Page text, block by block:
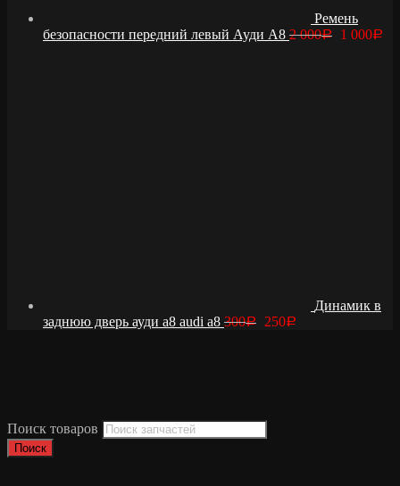
Ремень
безопасности передний левый Ауди А8 2 000Р 1 000Р
Динамик в
заднюю дверь ауди а8 audi a8 300Р 250Р
Поиск товаров
Поиск